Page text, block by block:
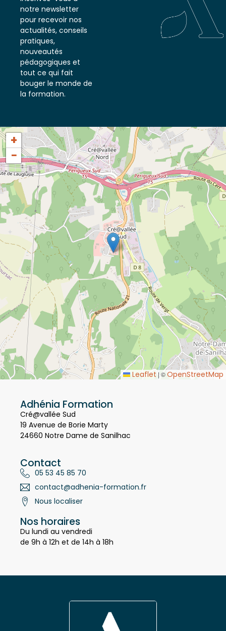
Inscrivez-vous à
notre newsletter
pour recevoir nos
actualités, conseils
pratiques,
nouveautés
pédagogiques et
tout ce qui fait
bouger le monde de
+
−
Adhénia Formation
Cré@vallée Sud
19 Avenue de Borie Marty
Contact
05 53 45 85 70
contact@adhenia-formation.fr
Nos horaires
Du lundi au vendredi